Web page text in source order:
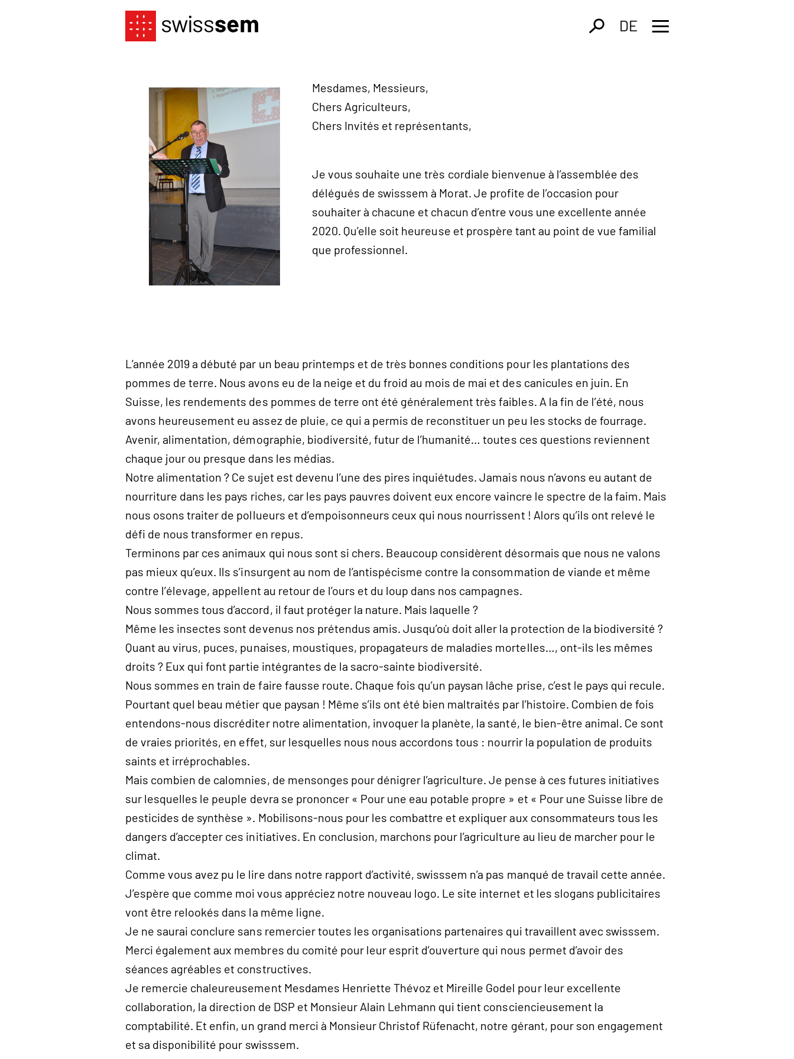
DE
Mesdames, Messieurs,
Chers Agriculteurs,
Chers Invités et représentants,
Je vous souhaite une très cordiale bienvenue à l’assemblée des
délégués de swisssem à Morat. Je profite de l’occasion pour
souhaiter à chacune et chacun d’entre vous une excellente année
2020. Qu’elle soit heureuse et prospère tant au point de vue familial
que professionnel.
L’année 2019 a débuté par un beau printemps et de très bonnes conditions pour les plantations des
pommes de terre. Nous avons eu de la neige et du froid au mois de mai et des canicules en juin. En
Suisse, les rendements des pommes de terre ont été généralement très faibles. A la fin de l’été, nous
avons heureusement eu assez de pluie, ce qui a permis de reconstituer un peu les stocks de fourrage.
Avenir, alimentation, démographie, biodiversité, futur de l’humanité… toutes ces questions reviennent
chaque jour ou presque dans les médias.
Notre alimentation ? Ce sujet est devenu l’une des pires inquiétudes. Jamais nous n’avons eu autant de
nourriture dans les pays riches, car les pays pauvres doivent eux encore vaincre le spectre de la faim. Mais
nous osons traiter de pollueurs et d’empoisonneurs ceux qui nous nourrissent ! Alors qu’ils ont relevé le
défi de nous transformer en repus.
Terminons par ces animaux qui nous sont si chers. Beaucoup considèrent désormais que nous ne valons
pas mieux qu’eux. Ils s’insurgent au nom de l’antispécisme contre la consommation de viande et même
contre l’élevage, appellent au retour de l’ours et du loup dans nos campagnes.
Nous sommes tous d’accord, il faut protéger la nature. Mais laquelle ?
Même les insectes sont devenus nos prétendus amis. Jusqu’où doit aller la protection de la biodiversité ?
Quant au virus, puces, punaises, moustiques, propagateurs de maladies mortelles…, ont-ils les mêmes
droits ? Eux qui font partie intégrantes de la sacro-sainte biodiversité.
Nous sommes en train de faire fausse route. Chaque fois qu’un paysan lâche prise, c’est le pays qui recule.
Pourtant quel beau métier que paysan ! Même s’ils ont été bien maltraités par l’histoire. Combien de fois
entendons-nous discréditer notre alimentation, invoquer la planète, la santé, le bien-être animal. Ce sont
de vraies priorités, en effet, sur lesquelles nous nous accordons tous : nourrir la population de produits
saints et irréprochables.
Mais combien de calomnies, de mensonges pour dénigrer l’agriculture. Je pense à ces futures initiatives
sur lesquelles le peuple devra se prononcer « Pour une eau potable propre » et « Pour une Suisse libre de
pesticides de synthèse ». Mobilisons-nous pour les combattre et expliquer aux consommateurs tous les
dangers d’accepter ces initiatives. En conclusion, marchons pour l’agriculture au lieu de marcher pour le
climat.
Comme vous avez pu le lire dans notre rapport d’activité, swisssem n’a pas manqué de travail cette année.
J’espère que comme moi vous appréciez notre nouveau logo. Le site internet et les slogans publicitaires
vont être relookés dans la même ligne.
Je ne saurai conclure sans remercier toutes les organisations partenaires qui travaillent avec swisssem.
Merci également aux membres du comité pour leur esprit d’ouverture qui nous permet d’avoir des
séances agréables et constructives.
Je remercie chaleureusement Mesdames Henriette Thévoz et Mireille Godel pour leur excellente
collaboration, la direction de DSP et Monsieur Alain Lehmann qui tient consciencieusement la
comptabilité. Et enfin, un grand merci à Monsieur Christof Rüfenacht, notre gérant, pour son engagement
et sa disponibilité pour swisssem.